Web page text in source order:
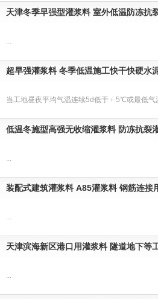
天津冬季早强型灌浆料 室外低温防冻抗
...
超早强灌浆料 冬季低温施工快干快硬水
当工地昼夜平均气温连续5d低于﹢5℃或最低
低温冬施型高强无收缩灌浆料 防冻抗裂
...
装配式建筑灌浆料 A85灌浆料 钢筋连接
...
天津滨海新区港口用灌浆料 隧道地下等
...